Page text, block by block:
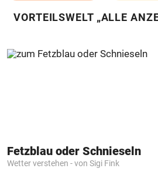
VORTEILSWELT „ALLE
Fetzblau oder Schnieseln
Wetter verstehen - von Sigi Fink